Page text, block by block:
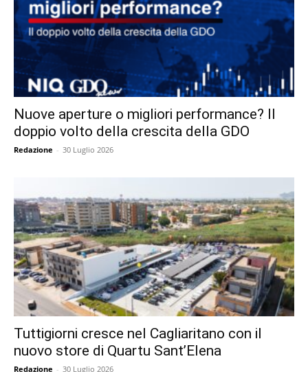
Nuove aperture o migliori performance? Il
doppio volto della crescita della GDO
Redazione - 30 Luglio 2026
Tuttigiorni cresce nel Cagliaritano con il
nuovo store di Quartu Sant’Elena
Redazione - 30 Luglio 2026